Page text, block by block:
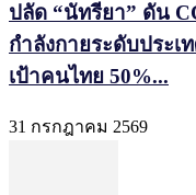
ปลัด “นัทรียา” ดัน
กำลังกายระดับประเ
เป้าคนไทย 50%...
31 กรกฎาคม 2569